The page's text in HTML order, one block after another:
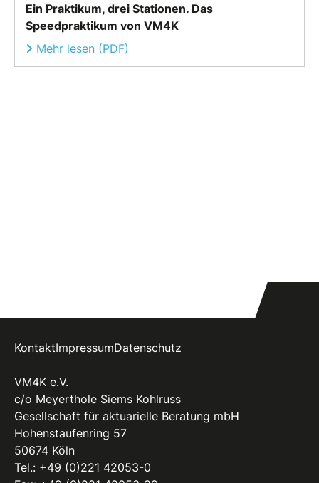
Ein Praktikum, drei Stationen. Das
Speedpraktikum von VM4K
Mehr lesen (PDF)
KontaktImpressumDatenschutz
VM4K e.V.
c/o Meyerthole Siems Kohlruss
Gesellschaft für aktuarielle Beratung mbH
Hohenstaufenring 57
50674 Köln
Tel.: +49 (0)221 42053-0